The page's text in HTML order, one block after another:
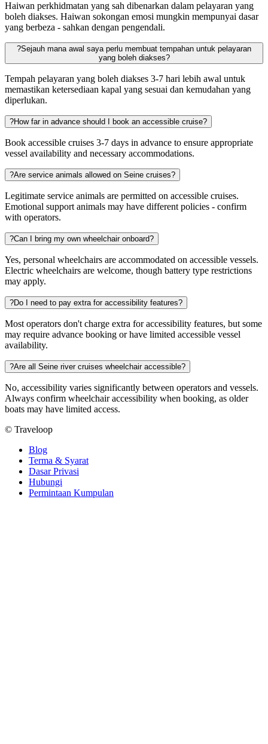
Haiwan perkhidmatan yang sah dibenarkan dalam pelayaran yang
boleh diakses. Haiwan sokongan emosi mungkin mempunyai dasar
yang berbeza - sahkan dengan pengendali.
?Sejauh mana awal saya perlu membuat tempahan untuk pelayaran
yang boleh diakses?
Tempah pelayaran yang boleh diakses 3-7 hari lebih awal untuk
memastikan ketersediaan kapal yang sesuai dan kemudahan yang
diperlukan.
?How far in advance should I book an accessible cruise?
Book accessible cruises 3-7 days in advance to ensure appropriate
vessel availability and necessary accommodations.
?Are service animals allowed on Seine cruises?
Legitimate service animals are permitted on accessible cruises.
Emotional support animals may have different policies - confirm
with operators.
?Can I bring my own wheelchair onboard?
Yes, personal wheelchairs are accommodated on accessible vessels.
Electric wheelchairs are welcome, though battery type restrictions
may apply.
?Do I need to pay extra for accessibility features?
Most operators don't charge extra for accessibility features, but some
may require advance booking or have limited accessible vessel
availability.
?Are all Seine river cruises wheelchair accessible?
No, accessibility varies significantly between operators and vessels.
Always confirm wheelchair accessibility when booking, as older
boats may have limited access.
© Traveloop
Blog
Terma & Syarat
Dasar Privasi
Hubungi
Permintaan Kumpulan